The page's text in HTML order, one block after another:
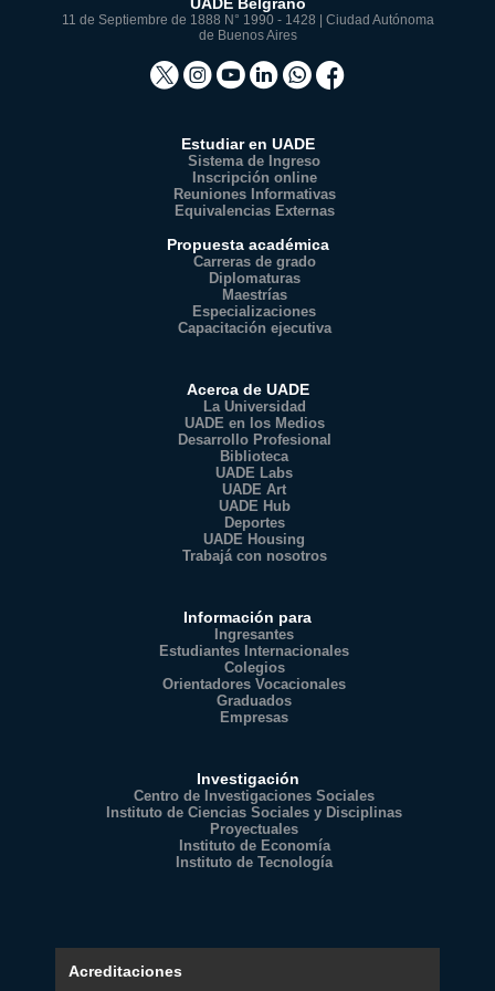
11 de Septiembre de 1888 N° 1990 - 1428 | Ciudad Autónoma
de Buenos Aires
Estudiar en UADE
Sistema de Ingreso
Inscripción online
Reuniones Informativas
Equivalencias Externas
Propuesta académica
Carreras de grado
Diplomaturas
Maestrías
Especializaciones
Capacitación ejecutiva
Acerca de UADE
La Universidad
UADE en los Medios
Desarrollo Profesional
Biblioteca
UADE Labs
UADE Art
UADE Hub
Deportes
UADE Housing
Trabajá con nosotros
Información para
Ingresantes
Estudiantes Internacionales
Colegios
Orientadores Vocacionales
Graduados
Empresas
Investigación
Centro de Investigaciones Sociales
Instituto de Ciencias Sociales y Disciplinas
Proyectuales
Instituto de Economía
Instituto de Tecnología
Acreditaciones